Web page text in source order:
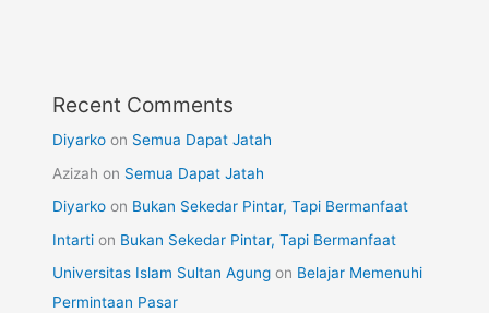
Recent Comments
Diyarko on Semua Dapat Jatah
Azizah on Semua Dapat Jatah
Diyarko on Bukan Sekedar Pintar, Tapi Bermanfaat
Intarti on Bukan Sekedar Pintar, Tapi Bermanfaat
Universitas Islam Sultan Agung on Belajar Memenuhi
Permintaan Pasar